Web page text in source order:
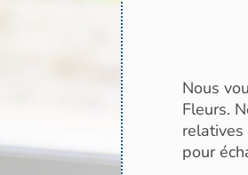
Nous
Fleurs.
pour